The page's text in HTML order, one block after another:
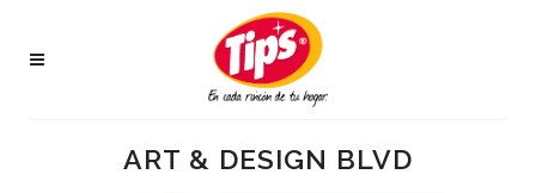
ART & DESIGN BLVD